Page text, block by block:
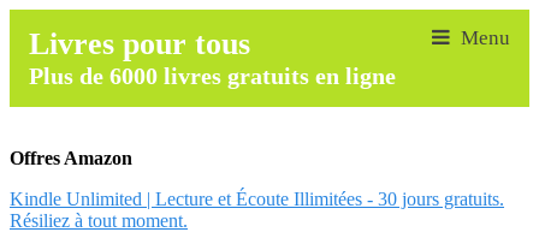
Livres pour tous
Plus de 6000 livres gratuits en ligne
Offres Amazon
Kindle Unlimited | Lecture et Écoute Illimitées - 30 jours gratuits.
Résiliez à tout moment.